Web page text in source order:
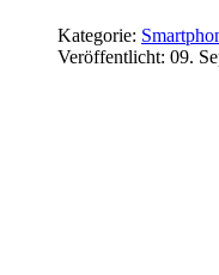
Kategorie:
Veröffentlicht: 09.